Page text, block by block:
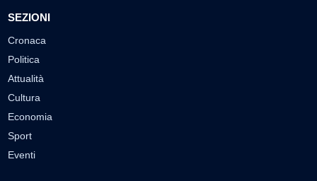
SEZIONI
Cronaca
Politica
Attualità
Cultura
Economia
Sport
Eventi